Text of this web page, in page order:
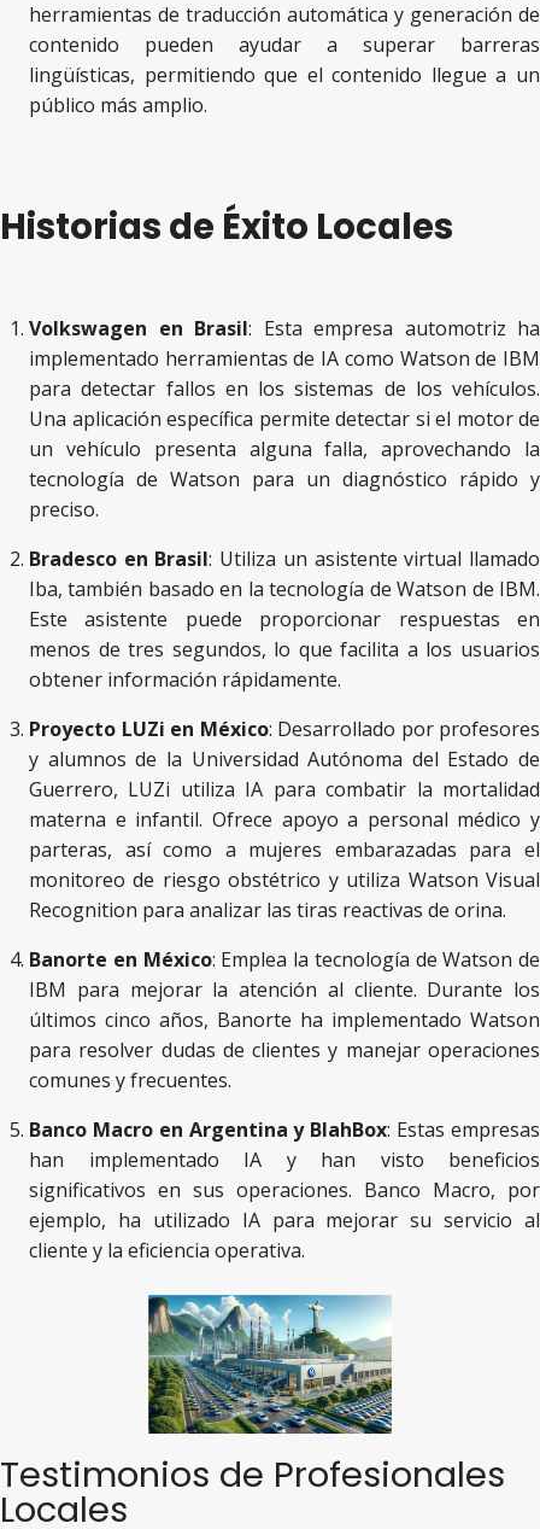
herramientas de traducción automática y generación de
contenido pueden ayudar a superar barreras
lingüísticas, permitiendo que el contenido llegue a un
público más amplio.
Historias de Éxito Locales
Volkswagen en Brasil: Esta empresa automotriz ha
implementado herramientas de IA como Watson de IBM
para detectar fallos en los sistemas de los vehículos.
Una aplicación específica permite detectar si el motor de
un vehículo presenta alguna falla, aprovechando la
tecnología de Watson para un diagnóstico rápido y
preciso​​.
Bradesco en Brasil: Utiliza un asistente virtual llamado
Iba, también basado en la tecnología de Watson de IBM.
Este asistente puede proporcionar respuestas en
menos de tres segundos, lo que facilita a los usuarios
obtener información rápidamente​​.
Proyecto LUZi en México: Desarrollado por profesores
y alumnos de la Universidad Autónoma del Estado de
Guerrero, LUZi utiliza IA para combatir la mortalidad
materna e infantil. Ofrece apoyo a personal médico y
parteras, así como a mujeres embarazadas para el
monitoreo de riesgo obstétrico y utiliza Watson Visual
Recognition para analizar las tiras reactivas de orina​​.
Banorte en México: Emplea la tecnología de Watson de
IBM para mejorar la atención al cliente. Durante los
últimos cinco años, Banorte ha implementado Watson
para resolver dudas de clientes y manejar operaciones
comunes y frecuentes​​.
Banco Macro en Argentina y BlahBox: Estas empresas
han implementado IA y han visto beneficios
significativos en sus operaciones. Banco Macro, por
ejemplo, ha utilizado IA para mejorar su servicio al
cliente y la eficiencia operativa​​.
Testimonios de Profesionales
Locales